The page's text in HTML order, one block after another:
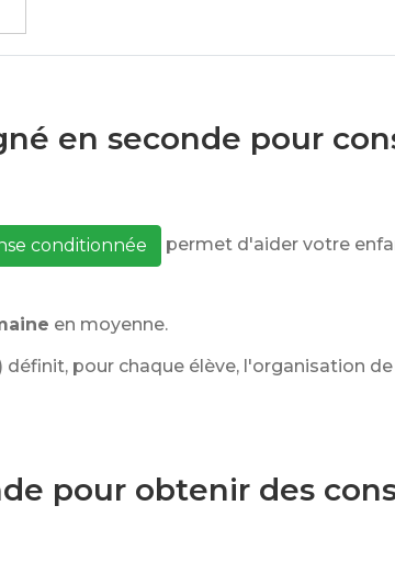
en seconde pour
conditionnée
permet d'aider votre
en moyenne.
pour chaque élève, l'organisation
pour obtenir des